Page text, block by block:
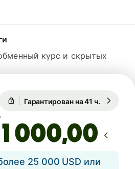
курс и скрытых
Гарантирован на 41 ч.
,00
25 000 USD или